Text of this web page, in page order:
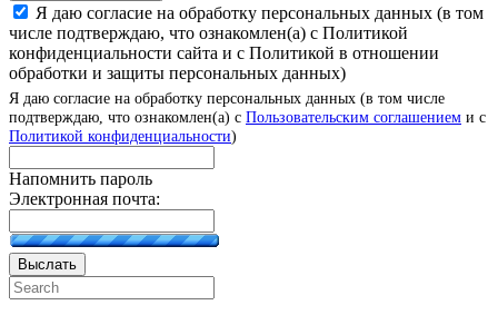
Я даю согласие на обработку персональных данных (в том
числе подтверждаю, что ознакомлен(а) с Политикой
конфиденциальности сайта и с Политикой в отношении
обработки и защиты персональных данных)
Я даю согласие на обработку персональных данных (в том числе
подтверждаю, что ознакомлен(а) с Пользовательским соглашением и с
Политикой конфиденциальности)
Напомнить пароль
Электронная почта:
Выслать